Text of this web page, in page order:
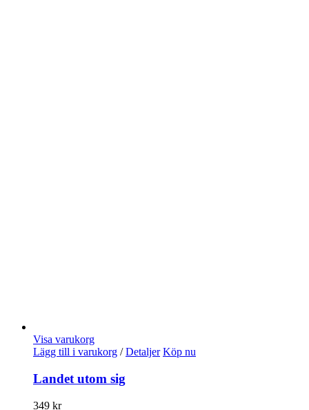
Visa varukorg
Lägg till i varukorg / Detaljer Köp nu
Landet utom sig
349 kr